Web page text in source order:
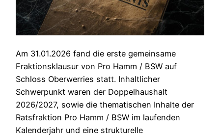
Am 31.01.2026 fand die erste gemeinsame
Fraktionsklausur von Pro Hamm / BSW auf
Schloss Oberwerries statt. Inhaltlicher
Schwerpunkt waren der Doppelhaushalt
2026/2027, sowie die thematischen Inhalte der
Ratsfraktion Pro Hamm / BSW im laufenden
Kalenderjahr und eine strukturelle